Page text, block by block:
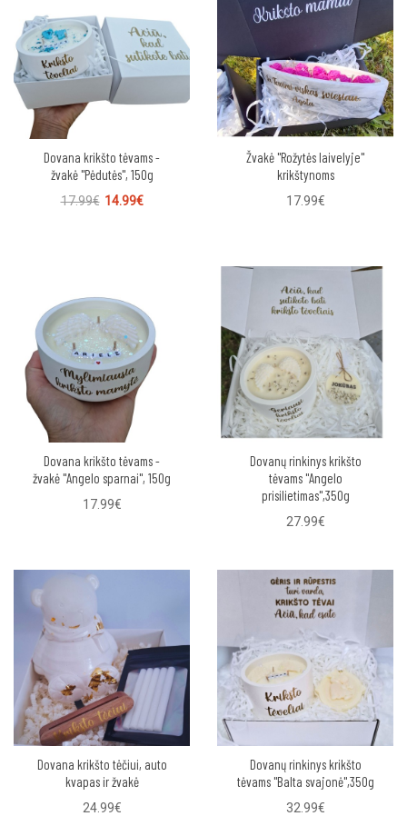
Dovana krikšto tėvams -
žvakė "Pėdutės", 150g
17.99€ 14.99€
Žvakė "Rožytės laivelyje"
krikštynoms
17.99€
Dovana krikšto tėvams -
žvakė "Angelo sparnai", 150g
17.99€
Dovanų rinkinys krikšto
tėvams "Angelo
prisilietimas",350g
27.99€
Dovana krikšto tėčiui, auto
kvapas ir žvakė
24.99€
Dovanų rinkinys krikšto
tėvams "Balta svajonė",350g
32.99€